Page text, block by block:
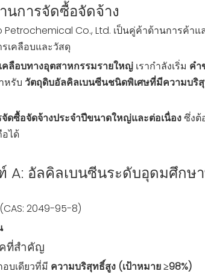
นการจัดซื้อจัดจ้าง
Co., Ltd. เป็นคู่ค้าด้านการค้า
เคลือบและวัสดุ
คลือบทางอุตสาหกรรมรายใหญ่ เรากำลังเริ่ม คำ
หรับ วัตถุดิบอัลคิลเบนซีนชนิดพิเศษที่มีความบริ
จัดซื้อจัดจ้างประจำปีขนาดใหญ่และต่อเนื่องซึ่งต้
ได้
อัลคิลเบนซีนระดับอุดมศึกษ
(CAS: 2049-95-8)
ที่สำคัญ
บเดียวที่มี ความบริสุทธิ์สูง (เป้าหมาย ≥98%)